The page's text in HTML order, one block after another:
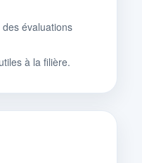
évaluations
à la filière.